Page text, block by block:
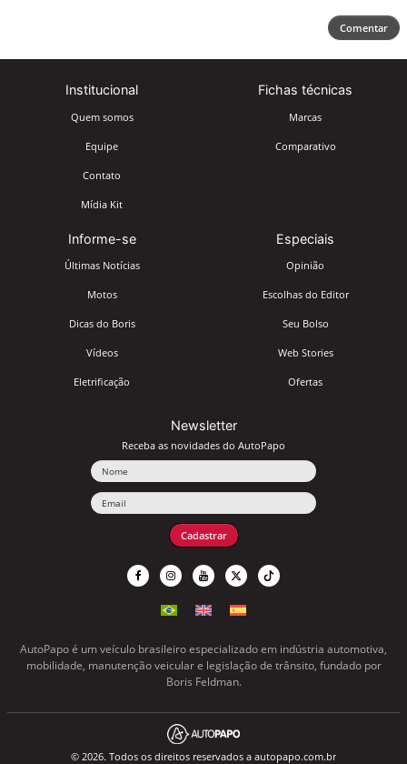
Comentar
Institucional
Quem somos
Equipe
Contato
Mídia Kit
Fichas técnicas
Marcas
Comparativo
Informe-se
Últimas Notícias
Motos
Dicas do Boris
Vídeos
Eletrificação
Especiais
Opinião
Escolhas do Editor
Seu Bolso
Web Stories
Ofertas
Newsletter
Receba as novidades do AutoPapo
Cadastrar
AutoPapo é um veículo brasileiro especializado em indústria automotiva,
mobilidade, manutenção veicular e legislação de trânsito, fundado por
Boris Feldman.
© 2026. Todos os direitos reservados a autopapo.com.br